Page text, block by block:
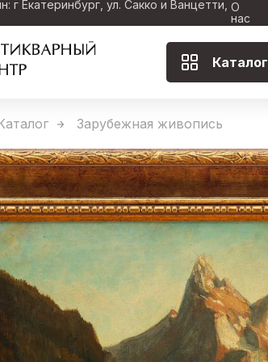
г Екатеринбург, ул. Сакко и Ванцетти, О
нас
Каталог
Зарубежная живопись